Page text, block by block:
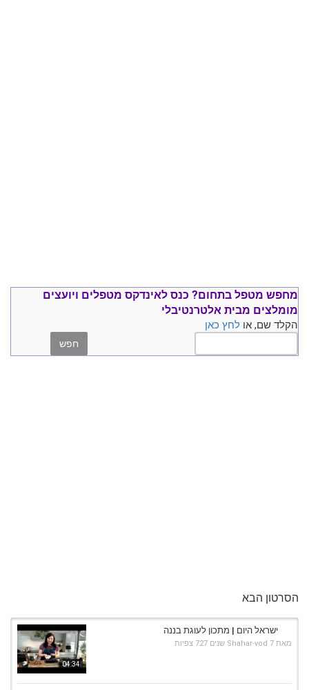
מחפש מטפל בתחום? כנס לאינדקס מטפלים ויועצים
מומלצים מבית אלטרנטיבלי
הקלד שם, או לחץ כאן
הסרטון הבא
04:34
ישראל היום | מתכון לעוגת בננה
מאת Shahar-vod 7 שנים 727 צפיות